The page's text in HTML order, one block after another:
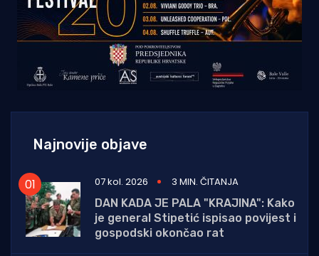
Najnovije objave
07 kol. 2026
3 MIN. ČITANJA
DAN KADA JE PALA "KRAJINA": Kako
je general Stipetić ispisao povijest i
gospodski okončao rat